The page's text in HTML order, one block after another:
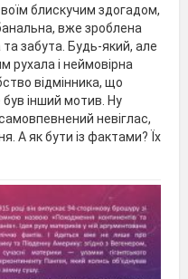
блискучим здогадом,
вже зроблена
забута. Будь-який, але
рухала і неймовірна
відмінника, що
інший мотив. Ну
невіглас,
А як бути із фактами? Їх